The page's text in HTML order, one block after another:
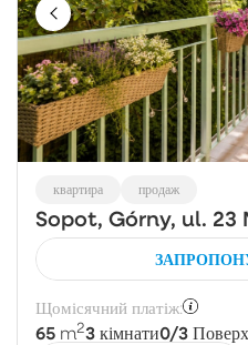
квартира продаж
Sopot, Górny, ul. 23
Щомісячний платіж:
65 m23 кімнати0/3 Поверх